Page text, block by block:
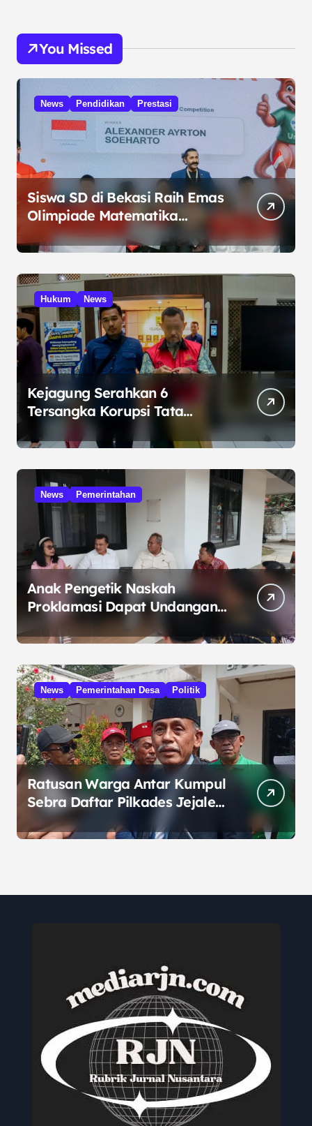
You Missed
News Pendidikan Prestasi
Siswa SD di Bekasi Raih Emas
Olimpiade Matematika
Internasional di Malaysia
Hukum News
Kejagung Serahkan 6
Tersangka Korupsi Tata
Kelola Minyak ke Penuntut
Umum
News Pemerintahan
Anak Pengetik Naskah
Proklamasi Dapat Undangan
HUT RI dari Presiden
Prabowo
News Pemerintahan Desa Politik
Ratusan Warga Antar Kumpul
Sebra Daftar Pilkades Jejalen
Jaya, Serukan Pemilu Damai